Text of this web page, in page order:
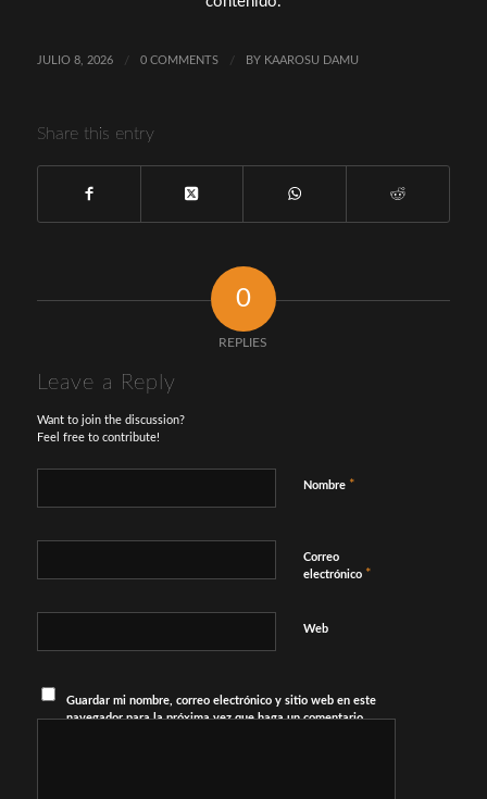
JULIO 8, 2026 / 0 COMMENTS / BY KAAROSU DAMU
Share this entry
0
REPLIES
Leave a Reply
Want to join the discussion?
Feel free to contribute!
Nombre *
Correo
electrónico *
Web
Guardar mi nombre, correo electrónico y sitio web en este
navegador para la próxima vez que haga un comentario.